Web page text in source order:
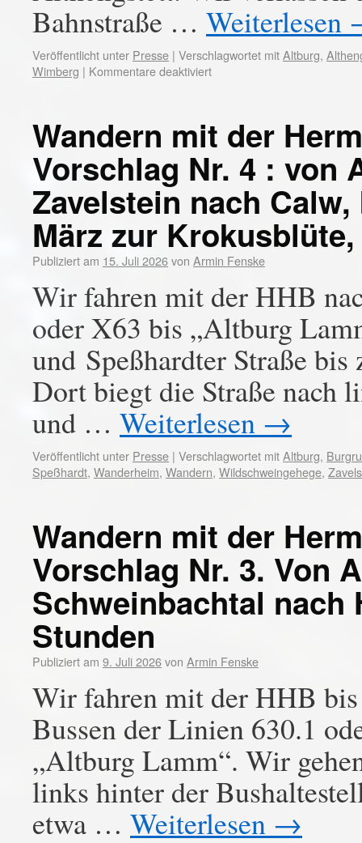
Bahnstraße … Weiterlesen
Veröffentlicht unter Presse | Verschlagwortet mitAltburg,
Wimberg | Kommentare deaktiviert
Wandern mit der
Vorschlag Nr. 4 : von
Zavelstein nach
März zur
Publiziert am 15. Juli 2026von Armin Fenske
Wir fahren mit der HHB
oder X63 bis „Altburg
und Speßhardter Straße
Dort biegt die Straße nach
und … Weiterlesen →
Veröffentlicht unter Presse | Verschlagwortet mitAltburg,
Speßhardt, Wanderheim, Wandern, Wildschweingehege,
Wandern mit der
Vorschlag Nr. 3. Von
Schweinbachtal nach
Stunden
Publiziert am 9. Juli 2026von Armin Fenske
Wir fahren mit der HHB
Bussen der Linien 630.1
„Altburg Lamm“. Wir
links hinter der
etwa … Weiterlesen →